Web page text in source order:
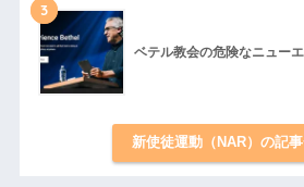
3
ベテル教会の危険なニュー
新使徒運動（NAR）の記